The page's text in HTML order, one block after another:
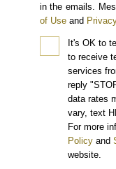
in the emails.
of Use and
It's OK to
to receive
services
reply
data rates
vary, text
For more
Policy and
website.